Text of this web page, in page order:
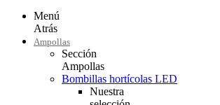
Menú
Atrás
Ampollas
Sección
Ampollas
Bombillas hortícolas LED
Nuestra